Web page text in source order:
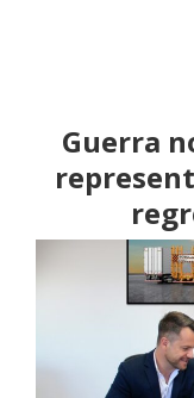
Guerra